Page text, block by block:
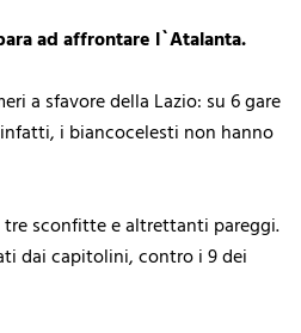
ad affrontare l`Atalanta.
a sfavore della Lazio: su 6 gare
i biancocelesti non hanno
sconfitte e altrettanti pareggi.
dai capitolini, contro i 9 dei